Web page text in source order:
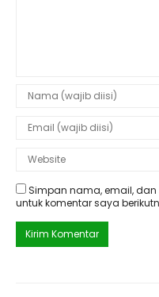
Simpan nama, email,
untuk komentar saya